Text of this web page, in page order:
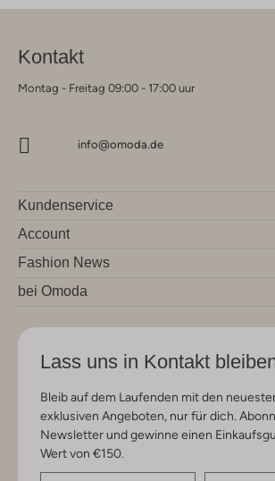
Kontakt
Montag - Freitag 09:00 - 17:00 uur
info@omoda.de
Kundenservice
Account
Fashion News
bei Omoda
Lass uns in Kontakt
Bleib auf dem Laufenden mit den
exklusiven Angeboten, nur für dich.
Newsletter und gewinne einen
Wert von €150.